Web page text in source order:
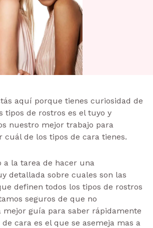
aquí porque tienes curiosidad de
tipos de rostros es el tuyo y
nuestro mejor trabajo para
cuál de los tipos de cara tienes.
a la tarea de hacer una
detallada sobre cuales son las
definen todos los tipos de rostros
seguros de que no
mejor guía para saber rápidamente
cara es el que se asemeja mas a